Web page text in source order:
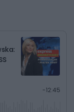
P
-12:45